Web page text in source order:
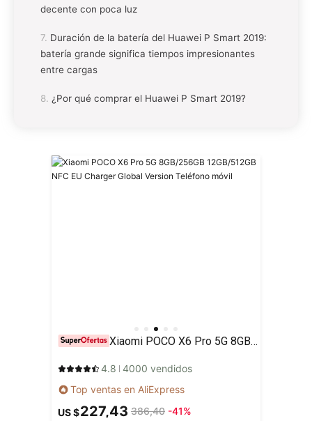
decente con poca luz
Duración de la batería del Huawei P Smart 2019:
batería grande significa tiempos impresionantes
entre cargas
¿Por qué comprar el Huawei P Smart 2019?
Xiaomi POCO X6 Pro 5G 8GB/256GB 12GB/512GB NFC EU Charger Global Version Teléfono móvil
4.8 4000 vendidos
Top ventas en AliExpress
US $227,43 386,40 -41%